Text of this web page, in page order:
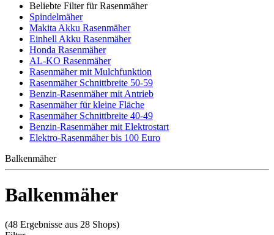
Beliebte Filter für Rasenmäher
Spindelmäher
Makita Akku Rasenmäher
Einhell Akku Rasenmäher
Honda Rasenmäher
AL-KO Rasenmäher
Rasenmäher mit Mulchfunktion
Rasenmäher Schnittbreite 50-59
Benzin-Rasenmäher mit Antrieb
Rasenmäher für kleine Fläche
Rasenmäher Schnittbreite 40-49
Benzin-Rasenmäher mit Elektrostart
Elektro-Rasenmäher bis 100 Euro
Balkenmäher
Balkenmäher
(48 Ergebnisse aus 28 Shops)